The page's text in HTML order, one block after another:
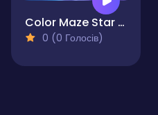
Color Maze Star Search
0 (0 Голосів)